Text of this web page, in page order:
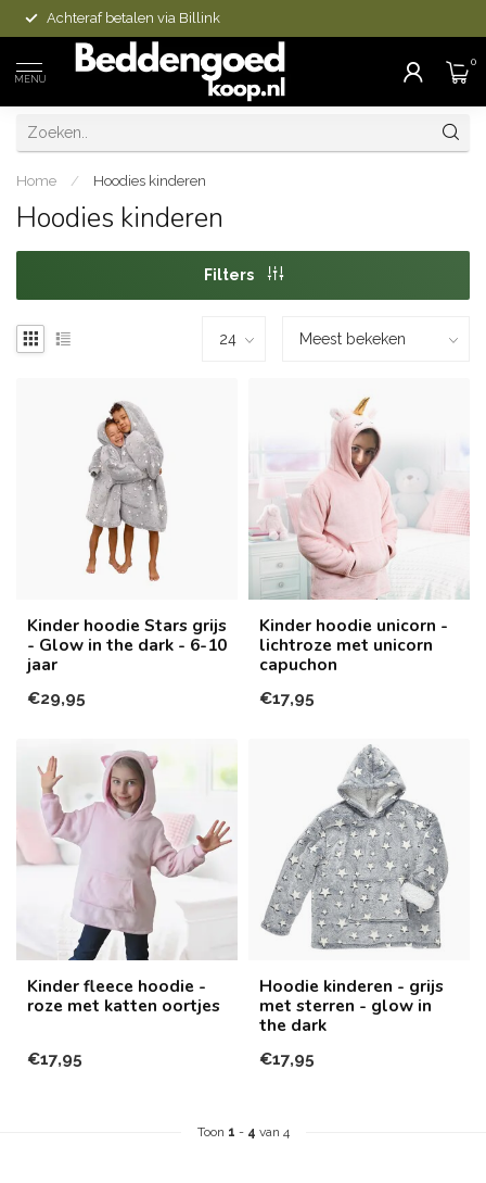
Achteraf betalen via Billink
MENU
0
Home / Hoodies kinderen
Hoodies kinderen
Filters
Kinder hoodie Stars grijs
- Glow in the dark - 6-10
jaar
€29,95
Kinder hoodie unicorn -
lichtroze met unicorn
capuchon
€17,95
Kinder fleece hoodie -
roze met katten oortjes
€17,95
Hoodie kinderen - grijs
met sterren - glow in
the dark
€17,95
Toon 1 - 4 van 4